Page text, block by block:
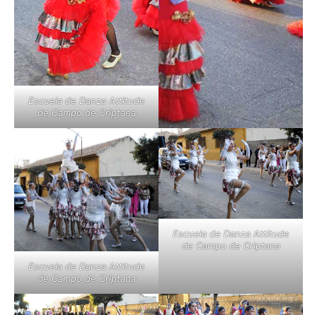
Escuela de Danza Attitude
de Campo de Criptana
Escuela de Danza Attitude
de Campo de Criptana
Escuela de Danza Attitude
de Campo de Criptana